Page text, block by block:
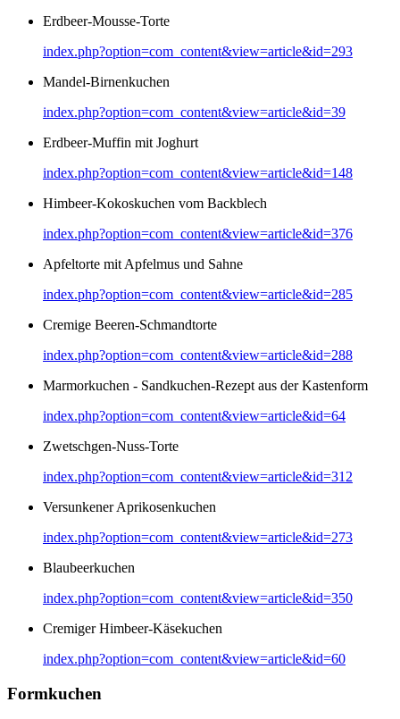
Erdbeer-Mousse-Torte
index.php?option=com_content&view=article&id=293
Mandel-Birnenkuchen
index.php?option=com_content&view=article&id=39
Erdbeer-Muffin mit Joghurt
index.php?option=com_content&view=article&id=148
Himbeer-Kokoskuchen vom Backblech
index.php?option=com_content&view=article&id=376
Apfeltorte mit Apfelmus und Sahne
index.php?option=com_content&view=article&id=285
Cremige Beeren-Schmandtorte
index.php?option=com_content&view=article&id=288
Marmorkuchen - Sandkuchen-Rezept aus der Kastenform
index.php?option=com_content&view=article&id=64
Zwetschgen-Nuss-Torte
index.php?option=com_content&view=article&id=312
Versunkener Aprikosenkuchen
index.php?option=com_content&view=article&id=273
Blaubeerkuchen
index.php?option=com_content&view=article&id=350
Cremiger Himbeer-Käsekuchen
index.php?option=com_content&view=article&id=60
Formkuchen